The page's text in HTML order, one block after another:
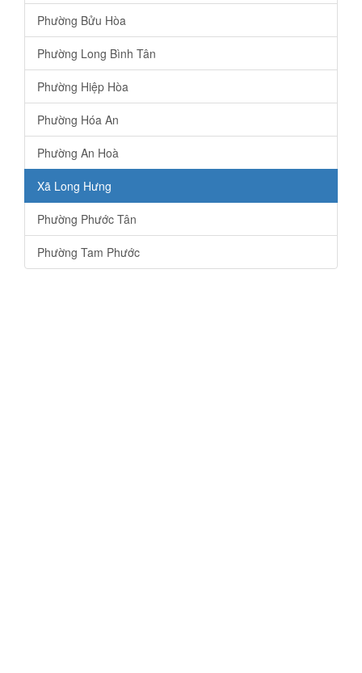
Phường Bửu Hòa
Phường Long Bình Tân
Phường Hiệp Hòa
Phường Hóa An
Phường An Hoà
Xã Long Hưng
Phường Phước Tân
Phường Tam Phước